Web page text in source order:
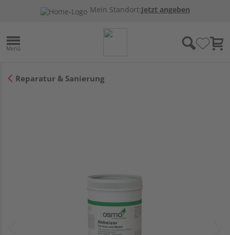
Mein Standort:Jetzt angeben
Reparatur & Sanierung